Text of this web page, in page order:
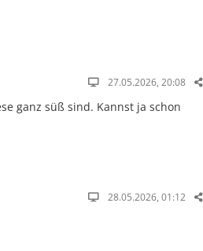
27.05.2026, 20:08
ganz süß sind. Kannst ja schon
28.05.2026, 01:12